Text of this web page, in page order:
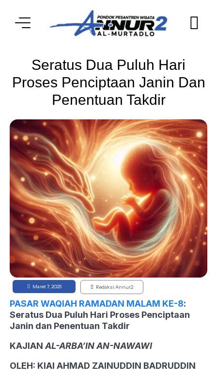
Seratus Dua Puluh Hari
Proses Penciptaan Janin Dan
Penentuan Takdir
Maret 7, 2025 Redaksi Annur2
PASAR WAQIAH RAMADAN MALAM KE-8:
Seratus Dua Puluh Hari Proses Penciptaan
Janin dan Penentuan Takdir
KAJIANAL-ARBA’IN AN-NAWAWI
OLEH: KIAI AHMAD ZAINUDDIN BADRUDDIN